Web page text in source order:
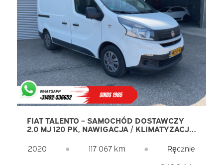
FIAT TALENTO – SAMOCHÓD DOSTAWCZY
2.0 MJ 120 PK, NAWIGACJA / KLIMATYZACJA
CZUJNIKI PARKOWANIA / HAK HOLOWNICZY
2020 ● 117 067 km ● Ręcznie